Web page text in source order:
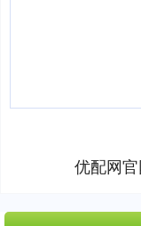
优配网